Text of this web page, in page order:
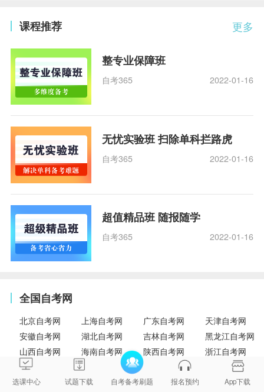
更多
课程推荐
整专业保障班
自考365 2022-01-16
无忧实验班 扫除单科拦路虎
自考365 2022-01-16
超值精品班 随报随学
自考365 2022-01-16
全国自考网
北京自考网 上海自考网 广东自考网
天津自考网
安徽自考网
湖北自考网 吉林自考网
黑龙江自考网
山西自考网
海南自考网 陕西自考网
浙江自考网
福建自考网
江西自考网 山东自考网
河南自考网
辽宁自考网
湖南自考网 河北自考网
广西自考网
选课中心 试题下载 自考备考刷题 报名预约 App下载